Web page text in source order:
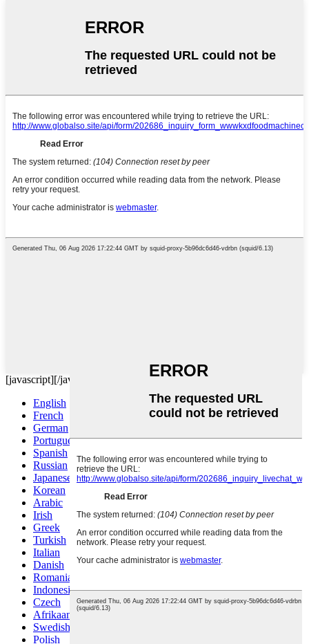
[javascript][/javascript]
English
French
German
Portuguese
Spanish
Russian
Japanese
Korean
Arabic
Irish
Greek
Turkish
Italian
Danish
Romanian
Indonesian
Czech
Afrikaans
Swedish
Polish